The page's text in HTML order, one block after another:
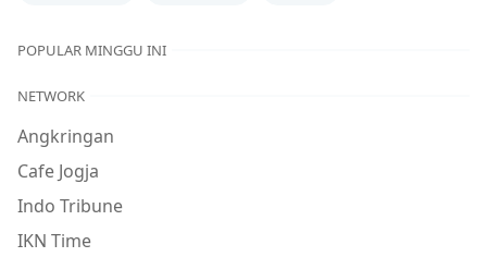
POPULAR MINGGU INI
NETWORK
Angkringan
Cafe Jogja
Indo Tribune
IKN Time